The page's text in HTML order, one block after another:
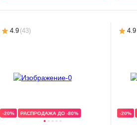
4.9 (43)
-20% РАСПРОДАЖА ДО -80%
4.9
-20%